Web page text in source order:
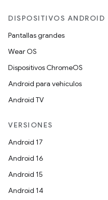
DISPOSITIVOS ANDROID
Pantallas grandes
Wear OS
Dispositivos ChromeOS
Android para vehículos
Android TV
VERSIONES
Android 17
Android 16
Android 15
Android 14